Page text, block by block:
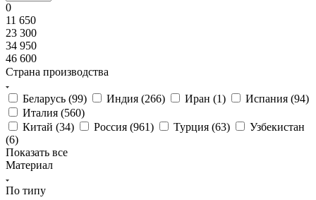
0
11 650
23 300
34 950
46 600
Страна производства
Беларусь (99) Индия (266) Иран (1) Испания (94)
Италия (560)
Китай (34) Россия (961) Турция (63)
Узбекистан
(6)
Показать все
Материал
По типу